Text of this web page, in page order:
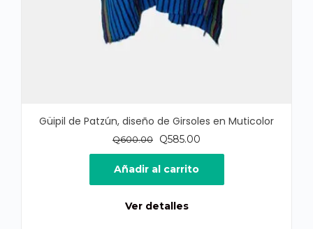
Güipil de Patzún, diseño de Girsoles en Muticolor
Q600.00
El
precio
original
era:
Q585.00
precio
es:
Añadir al carrito
Ver detalles